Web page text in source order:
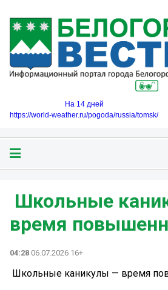
На 14 дней
https://world-weather.ru/pogoda/russia/tomsk/
Школьные
время
04:28 06.07.2026 16+
Школьные каникулы — время